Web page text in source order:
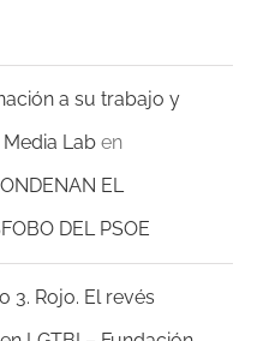
a su trabajo y
Lab en
EL
DEL PSOE
3. Rojo. El revés